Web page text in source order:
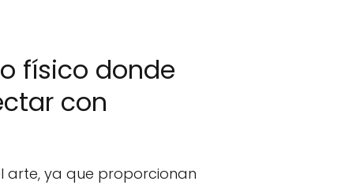
físico donde
con
ya que proporcionan